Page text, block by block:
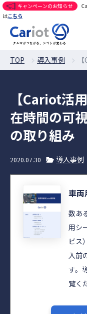
キャンペーンのお知らせ
はこちら
TOP 導入事例
【Cariot活
在時間の可
の取り組み
2020.07.30 導入事例
車
数あ
用シ
ビス
入前
す。
覧く